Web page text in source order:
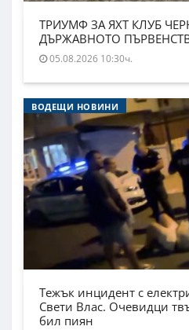
ТРИУМФ ЗА ЯХТ КЛУБ
ДЪРЖАВНОТО
05.08.2026 10:30ч.
ВОДЕЩИ НОВИНИ
Тежък инцидент с
Свети Влас. Очевидци
бил пиян